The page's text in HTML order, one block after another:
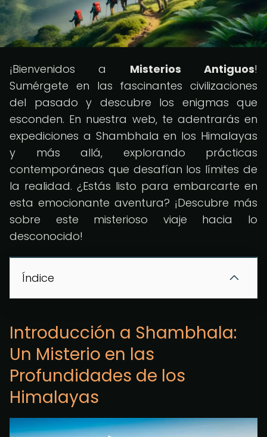
¡Bienvenidos a Misterios Antiguos!
Sumérgete en las fascinantes civilizaciones
del pasado y descubre los enigmas que
esconden. En nuestra web, te adentrarás en
expediciones a Shambhala en los Himalayas
y más allá, explorando prácticas
contemporáneas que desafían los límites de
la realidad. ¿Estás listo para embarcarte en
esta emocionante aventura? ¡Descubre más
sobre este misterioso viaje hacia lo
desconocido!
Índice
Introducción a Shambhala:
Un Misterio en las
Profundidades de los
Himalayas